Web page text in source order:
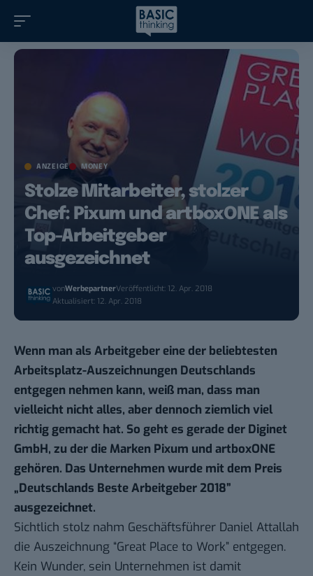
ANZEIGE MONEY
Stolze Mitarbeiter, stolzer
Chef: Pixum und artboxONE als
Top-Arbeitgeber
ausgezeichnet
vonWerbepartnerVeröffentlicht: 12. Apr. 2018
Aktualisiert: 12. Apr. 2018
Wenn man als Arbeitgeber eine der beliebtesten
Arbeitsplatz-Auszeichnungen Deutschlands
entgegen nehmen kann, weiß man, dass man
vielleicht nicht alles, aber dennoch ziemlich viel
richtig gemacht hat. So geht es gerade der Diginet
GmbH, zu der die Marken Pixum und artboxONE
gehören. Das Unternehmen wurde mit dem Preis
„Deutschlands Beste Arbeitgeber 2018”
ausgezeichnet.
Sichtlich stolz nahm Geschäftsführer Daniel Attallah
die Auszeichnung “Great Place to Work” entgegen.
Kein Wunder, sein Unternehmen ist damit